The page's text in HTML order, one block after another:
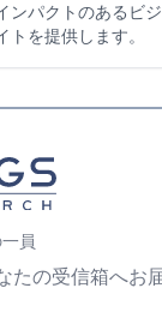
ンパクトのあるビ
トを提供します。
員
たの受信箱へお